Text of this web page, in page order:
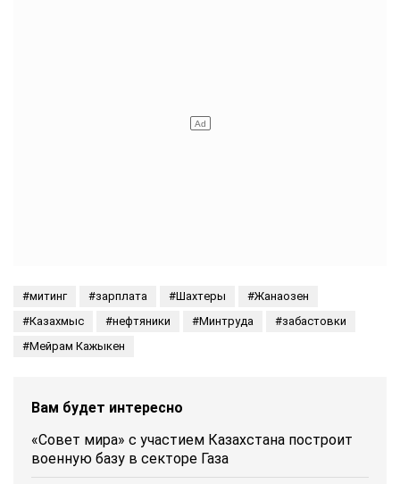
митинг зарплата Шахтеры
Жанаозен
Казахмыс
нефтяники Минтруда
забастовки
Мейрам Кажыкен
Вам будет интересно
«Совет мира» с участием Казахстана построит
военную базу в секторе Газа